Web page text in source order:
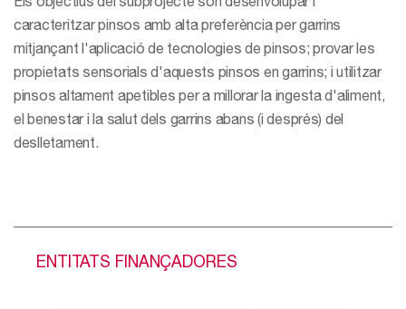
caracteritzar pinsos amb alta preferència per garrins
mitjançant l'aplicació de tecnologies de pinsos; provar les
propietats sensorials d'aquests pinsos en garrins; i utilitzar
pinsos altament apetibles per a millorar la ingesta d'aliment,
el benestar i la salut dels garrins abans (i després) del
deslletament.
ENTITATS FINANÇADORES